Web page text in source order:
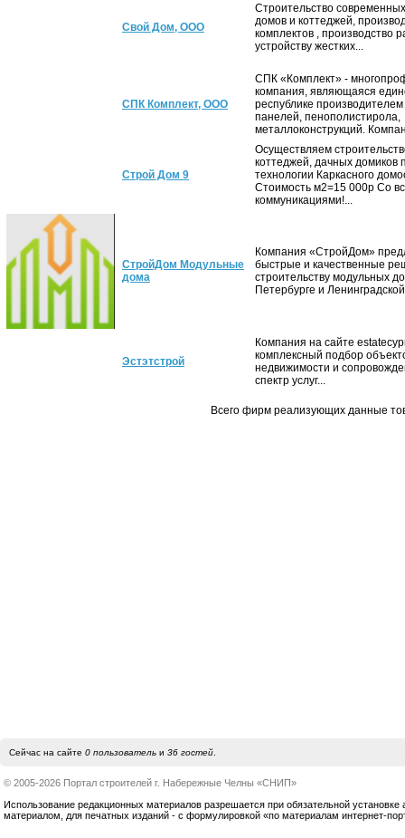
Свой Дом, ООО
Строительство
домов и коттеджей,
комплектов , производство
устройству жестких...
СПК Комплект, ООО
СПК «Комплект» -
компания, являющаяся
республике производителем
панелей, пенополистирола,
металлоконструкций.
Строй Дом 9
Осуществляем
коттеджей, дачных домиков
технологии Каркасного
Стоимость м2=15 000р Со
коммуникациями!...
СтройДом Модульные
дома
Компания «СтройДом»
быстрые и качественные
строительству модульных
Петербурге и
Эстэтстрой
Компания на сайте
комплексный подбор
недвижимости и
спектр услуг...
Всего фирм реализующих данные
Сейчас на сайте 0 пользовательи 36 гостей.
© 2005-2026 Портал строителей г. Набережные Челны «СНИП»
Использование редакционных материалов разрешается при обязательной установке
материалом, для печатных изданий - с формулировкой «по материалам интернет-